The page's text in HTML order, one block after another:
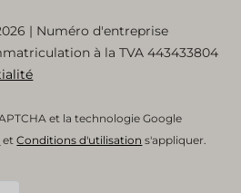
| Numéro d'entreprise
à la TVA443433804
et la technologie Google
etConditions d'utilisation s'appliquer.